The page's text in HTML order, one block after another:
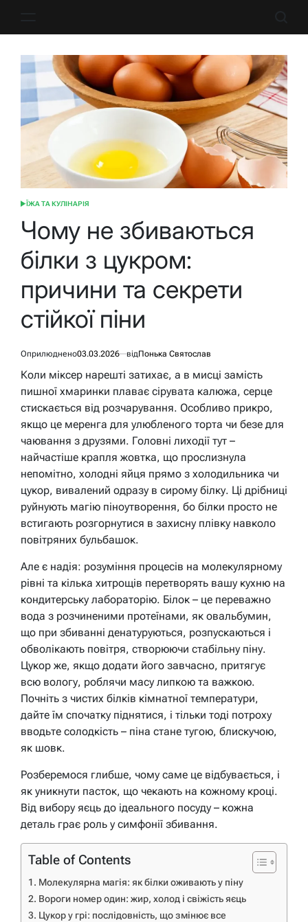
ОПУБЛІКУВАТИ
ЇЖА ТА КУЛІНАРІЯ
Чому не збиваються
білки з цукром:
причини та секрети
стійкої піни
Оприлюднено03.03.2026 відПонька Святослав
Коли міксер нарешті затихає, а в мисці замість
пишної хмаринки плаває сірувата калюжа, серце
стискається від розчарування. Особливо прикро,
якщо це меренга для улюбленого торта чи безе для
чаювання з друзями. Головні лиходії тут –
найчастіше крапля жовтка, що прослизнула
непомітно, холодні яйця прямо з холодильника чи
цукор, вивалений одразу в сирому білку. Ці дрібниці
руйнують магію піноутворення, бо білки просто не
встигають розгорнутися в захисну плівку навколо
повітряних бульбашок.
Але є надія: розуміння процесів на молекулярному
рівні та кілька хитрощів перетворять вашу кухню на
кондитерську лабораторію. Білок – це переважно
вода з розчиненими протеїнами, як овальбумин,
що при збиванні денатуруються, розпускаються і
обволікають повітря, створюючи стабільну піну.
Цукор же, якщо додати його завчасно, притягує
всю вологу, роблячи масу липкою та важкою.
Почніть з чистих білків кімнатної температури,
дайте їм спочатку піднятися, і тільки тоді потроху
вводьте солодкість – піна стане тугою, блискучою,
як шовк.
Розберемося глибше, чому саме це відбувається, і
як уникнути пасток, що чекають на кожному кроці.
Від вибору яєць до ідеального посуду – кожна
деталь грає роль у симфонії збивання.
Table of Contents
Молекулярна магія: як білки оживають у піну
Вороги номер один: жир, холод і свіжість яєць
Цукор у грі: послідовність, що змінює все